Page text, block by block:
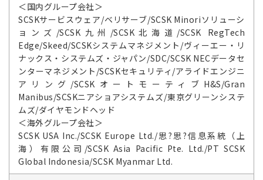
＜国内グループ会社＞
SCSKサービスウェア/ベリサーブ/SCSK Minoriソリューシ
ョンズ/SCSK九州/SCSK北海道/SCSK RegTech
Edge/Skeed/SCSKシステムマネジメント/ヴィーエー・リ
ナックス・システムズ・ジャパン/SDC/SCSK NECデータセ
ンターマネジメント/SCSKセキュリティ/アライドエンジニ
アリング/SCSKオートモーティブH&S/Gran
Manibus/SCSKニアショアシステムズ/東京グリーンシステ
ムズ/ダイヤモンドヘッド
＜海外グループ会社＞
SCSK USA Inc./SCSK Europe Ltd./思?思?信息系統（上
海）有限公司/SCSK Asia Pacific Pte. Ltd./PT SCSK
Global Indonesia/SCSK Myanmar Ltd.